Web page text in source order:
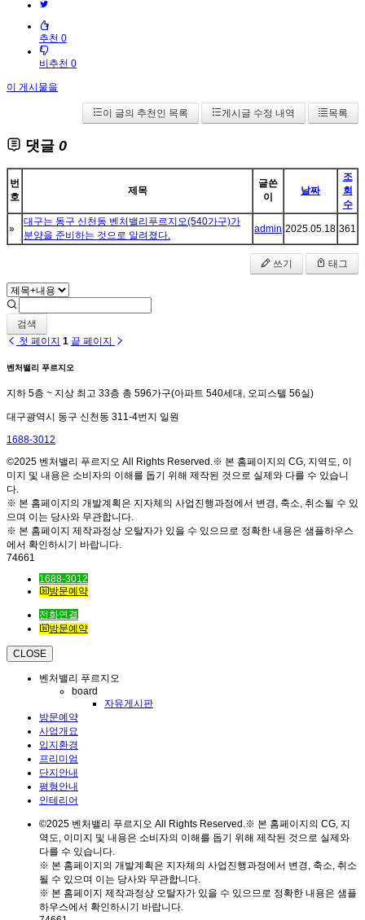
추천 0
비추천 0
이 게시물을
이 글의 추천인 목록 게시글 수정 내역 목록
댓글 0
번
호
제목
글쓴
이
날짜
조
회
수
»
대구는 동구 신천동 벤처밸리푸르지오(540가구)가
분양을 준비하는 것으로 알려졌다.
admin 2025.05.18 361
쓰기 태그
검색
첫 페이지 1 끝 페이지
벤처밸리 푸르지오
지하 5층 ~ 지상 최고 33층 총 596가구(아파트 540세대, 오피스텔 56실)
대구광역시 동구 신천동 311-4번지 일원
1688-3012
©2025 벤처밸리 푸르지오 All Rights Reserved.※ 본 홈페이지의 CG, 지역도, 이
미지 및 내용은 소비자의 이해를 돕기 위해 제작된 것으로 실제와 다를 수 있습니
다.
※ 본 홈페이지의 개발계획은 지자체의 사업진행과정에서 변경, 축소, 취소될 수 있
으며 이는 당사와 무관합니다.
※ 본 홈페이지 제작과정상 오탈자가 있을 수 있으므로 정확한 내용은 샘플하우스
에서 확인하시기 바랍니다.
74661
1688-3012
방문예약
전화연결
방문예약
CLOSE
벤처밸리 푸르지오
board
자유게시판
방문예약
사업개요
입지환경
프리미엄
단지안내
평형안내
인테리어
©2025 벤처밸리 푸르지오 All Rights Reserved.※ 본 홈페이지의 CG, 지
역도, 이미지 및 내용은 소비자의 이해를 돕기 위해 제작된 것으로 실제와
다를 수 있습니다.
※ 본 홈페이지의 개발계획은 지자체의 사업진행과정에서 변경, 축소, 취소
될 수 있으며 이는 당사와 무관합니다.
※ 본 홈페이지 제작과정상 오탈자가 있을 수 있으므로 정확한 내용은 샘플
하우스에서 확인하시기 바랍니다.